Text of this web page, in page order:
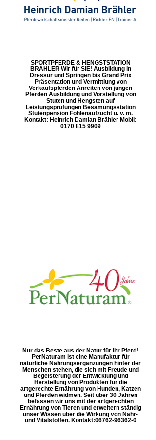
SPORTPFERDE & HENGSTSTATION
BRÄHLER Wir für SIE! Ausbildung in
Dressur und Springen bis Grand Prix
Präsentation und Vermittlung von
Verkaufspferden Anreiten von jungen
Pferden Ausbildung und Vorstellung von
Stuten und Hengsten auf
Leistungsprüfungen Besamungsstation
Stutenpension Fohlenaufzucht u. v. m.
Kontakt: Heinrich Damian Brähler Mobil:
0170 815 9909
Nur das Beste aus der Natur für Ihr Pferd!
PerNaturam ist eine Manufaktur für
natürliche Nahrungsergänzungen hinter der
Menschen stehen, die sich mit Freude und
Begeisterung der Entwicklung und
Herstellung von Produkten für die
artgerechte Ernährung von Hunden, Katzen
und Pferden widmen. Seit über 30 Jahren
befassen wir uns mit der artgerechten
Ernährung von Tieren und erweitern ständig
unser Wissen über die Wirkung von Nähr-
und Vitalstoffen. Kontakt: ​06762-96362-0